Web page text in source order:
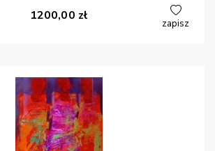
1200,00 zł
zapisz